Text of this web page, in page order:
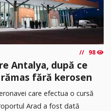
98
Antalya, după ce
fără kerosen
care efectua o cursă
Arad a fost dată